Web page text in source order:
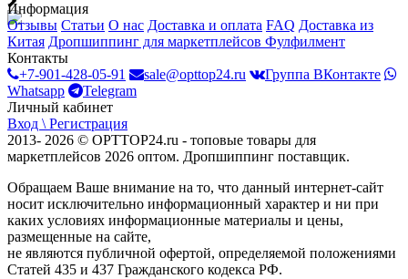
Информация
Отзывы Статьи О нас Доставка и оплата FAQ Доставка из
Китая Дропшиппинг для маркетплейсов Фулфилмент
Контакты
+7-901-428-05-91
sale@opttop24.ru
Группа ВКонтакте
Whatsapp
Telegram
Личный кабинет
Вход \ Регистрация
2013- 2026 © OPTTOP24.ru - топовые товары для
маркетплейсов 2026 оптом. Дропшиппинг поставщик.
Обращаем Ваше внимание на то, что данный интернет-сайт
носит исключительно информационный характер и ни при
каких условиях информационные материалы и цены,
размещенные на сайте,
не являются публичной офертой, определяемой положениями
Статей 435 и 437 Гражданского кодекса РФ.